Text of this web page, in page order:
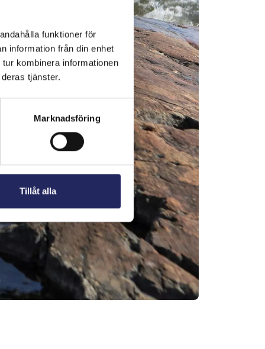
funktioner för
information från din enhet
kombinera informationen
tjänster.
Marknadsföring
Tillåt alla